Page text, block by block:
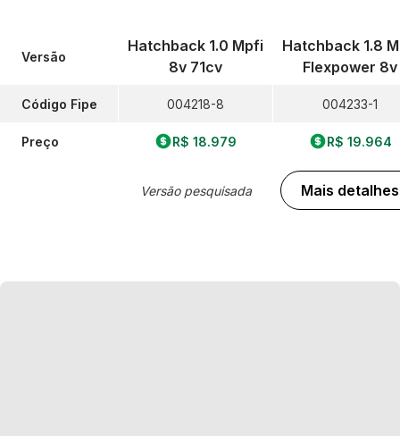
Versão
Código Fipe
Preço
Hatchback 1.0 Mpfi
8v 71cv
004218-8
R$ 18.979
Versão pesquisada
Hatchback 1.8
Flexpower 8v
004233-1
R$ 19.964
Mais detalhes